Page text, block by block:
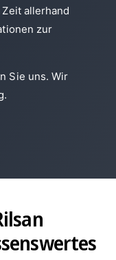
allerhand
zur
Sie uns. Wir